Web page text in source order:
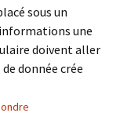
sous un
une
doivent aller
donnée crée